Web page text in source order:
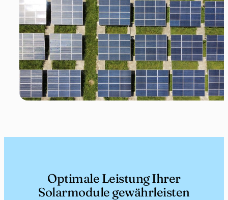
Optimale Leistung Ihrer
Solarmodule gewährleisten